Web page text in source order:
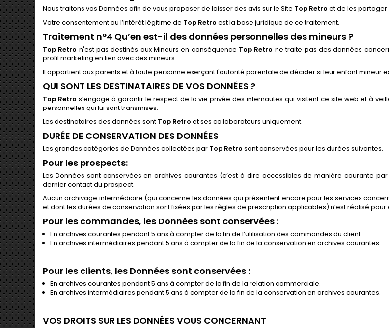
Nous traitons vos Données afin de vous proposer de laisser des avis sur le Site Top Retro et de les partager
Votre consentement ou l’intérêt légitime de Top Retro est la base juridique de ce traitement.
Traitement n°4 Qu’en est-il des données personnelles des mineurs ?
Top Retro n'est pas destinés aux Mineurs en conséquence Top Retro ne traite pas des données
profil marketing en lien avec des mineurs.
Il appartient aux parents et à toute personne exerçant l'autorité parentale de décider si leur enfant mineur
QUI SONT LES DESTINATAIRES DE VOS DONNÉES ?
Top Retro s’engage à garantir le respect de la vie privée des internautes qui visitent ce site web et à
personnelles qui lui sont transmises.
Les destinataires des données sont Top Retro et ses collaborateurs uniquement.
DURÉE DE CONSERVATION DES DONNÉES
Les grandes catégories de Données collectées par Top Retro sont conservées pour les durées suivantes.
Pour les prospects:
Les Données sont conservées en archives courantes (c’est à dire accessibles de manière courante
dernier contact du prospect.
Aucun archivage intermédiaire (qui concerne les données qui présentent encore pour les services
et dont les durées de conservation sont fixées par les règles de prescription applicables) n’est réalisé pour
Pour les commandes, les Données sont conservées :
En archives courantes pendant 5 ans à compter de la fin de l’utilisation des commandes du client.
En archives intermédiaires pendant 5 ans à compter de la fin de la conservation en archives courantes.
Pour les clients, les Données sont conservées :
En archives courantes pendant 5 ans à compter de la fin de la relation commerciale.
En archives intermédiaires pendant 5 ans à compter de la fin de la conservation en archives courantes.
VOS DROITS SUR LES DONNÉES VOUS CONCERNANT